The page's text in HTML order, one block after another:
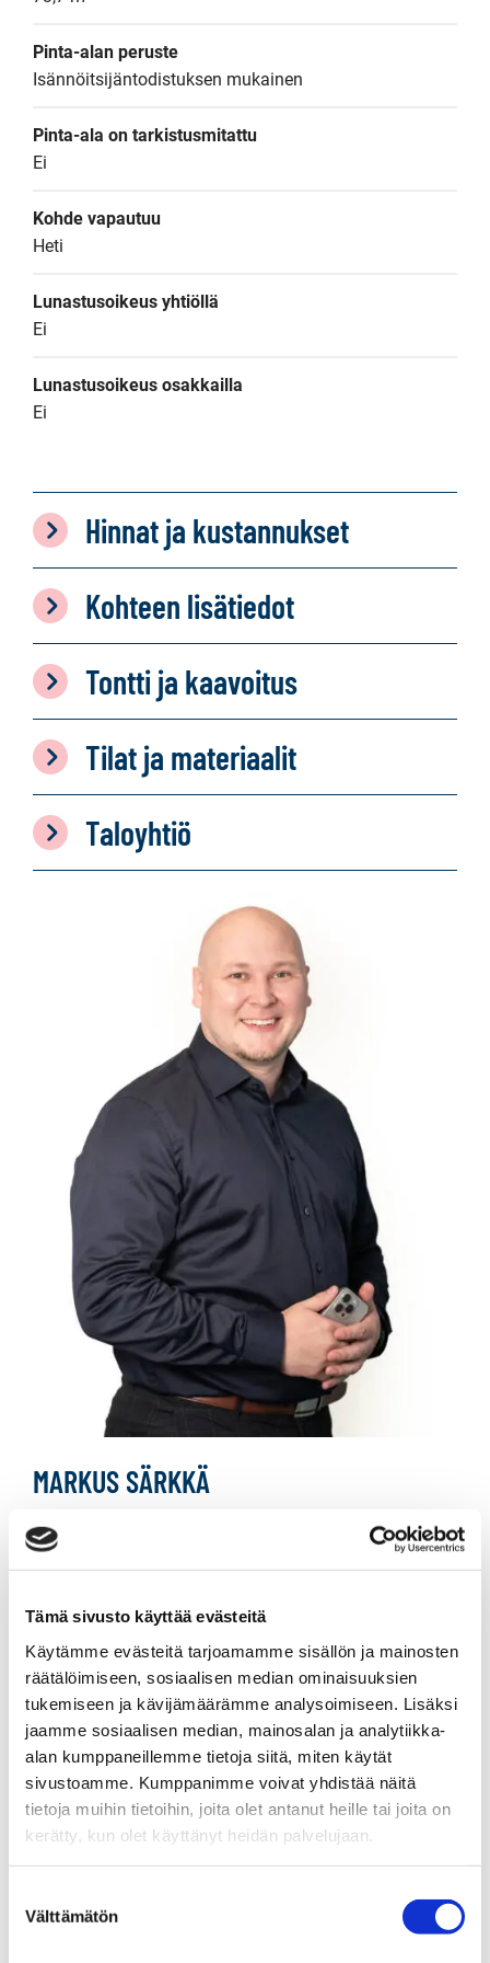
Tämä sivusto käyttää evästeitä
Käytämme evästeitä tarjoamamme sisällön ja mainosten
räätälöimiseen, sosiaalisen median ominaisuuksien
tukemiseen ja kävijämäärämme analysoimiseen. Lisäksi
jaamme sosiaalisen median, mainosalan ja analytiikka-
alan kumppaneillemme tietoja siitä, miten käytät
sivustoamme. Kumppanimme voivat yhdistää näitä
tietoja muihin tietoihin, joita olet antanut heille tai joita on
kerätty, kun olet käyttänyt heidän palvelujaan.
valinta
Välttämätön
Pinta-alan peruste
Isännöitsijäntodistuksen mukainen
Pinta-ala on tarkistusmitattu
Ei
Kohde vapautuu
Heti
Lunastusoikeus yhtiöllä
Ei
Lunastusoikeus osakkailla
Ei
Hinnat ja kustannukset
Kohteen lisätiedot
Tontti ja kaavoitus
Tilat ja materiaalit
Taloyhtiö
MARKUS SÄRKKÄ
Toimitusjohtaja, yrittäjä
+358 44 245 8900
WhatsApp
markus.sarkka@spkoti.fi
Sp-Koti Jyväskylä
LÄHETÄ VIESTI